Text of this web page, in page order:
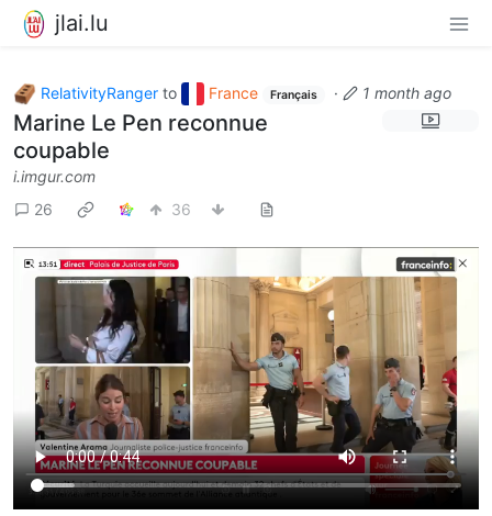
jlai.lu
RelativityRanger to France Français · 1 month ago
Marine Le Pen reconnue
coupable
i.imgur.com
26
36